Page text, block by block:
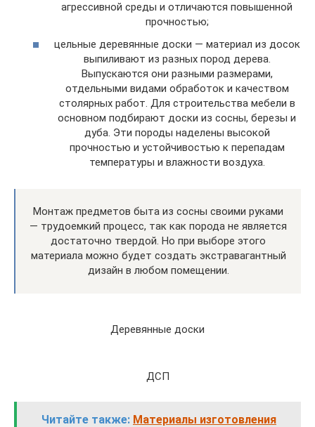
агрессивной среды и отличаются повышенной
прочностью;
цельные деревянные доски — материал из досок
выпиливают из разных пород дерева.
Выпускаются они разными размерами,
отдельными видами обработок и качеством
столярных работ. Для строительства мебели в
основном подбирают доски из сосны, березы и
дуба. Эти породы наделены высокой
прочностью и устойчивостью к перепадам
температуры и влажности воздуха.
Монтаж предметов быта из сосны своими руками
— трудоемкий процесс, так как порода не является
достаточно твердой. Но при выборе этого
материала можно будет создать экстравагантный
дизайн в любом помещении.
Деревянные доски
ДСП
Читайте также: Материалы изготовления